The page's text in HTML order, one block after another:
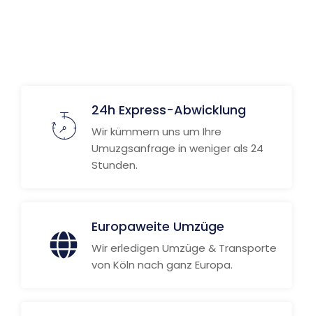
24h Express-Abwicklung
Wir kümmern uns um Ihre
Umuzgsanfrage in weniger als 24
Stunden.
Europaweite Umzüge
Wir erledigen Umzüge & Transporte
von Köln nach ganz Europa.